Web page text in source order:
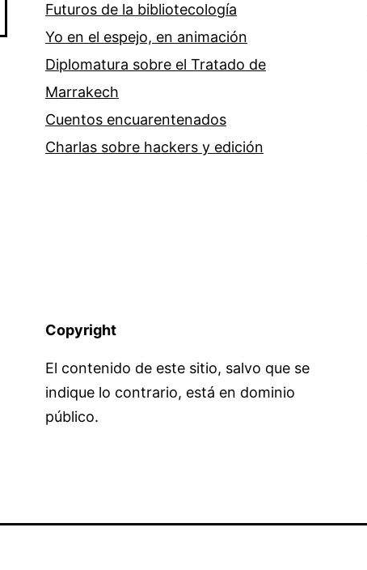
Futuros de la bibliotecología
Yo en el espejo, en animación
Diplomatura sobre el Tratado de
Marrakech
Cuentos encuarentenados
Charlas sobre hackers y edición
Copyright
El contenido de este sitio, salvo que se
indique lo contrario, está en dominio
público.